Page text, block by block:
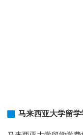
马来西亚大学留学